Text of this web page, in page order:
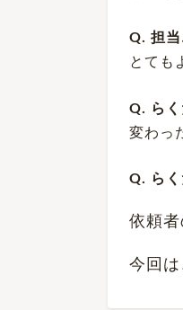
Q. 担当
とても
Q. ら
変わっ
Q. ら
依頼
今回